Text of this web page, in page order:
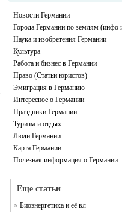
Новости Германии
Города Германии по землям (инфо
Наука и изобретения Германии
Культура
Работа и бизнес в Германии
Право (Статьи юристов)
Эмиграция в Германию
Интересное о Германии
Праздники Германии
Туризм и отдых
Люди Германии
Карта Германии
Полезная информация о Германии
Еще статьи
Биоэнергетика и её вл